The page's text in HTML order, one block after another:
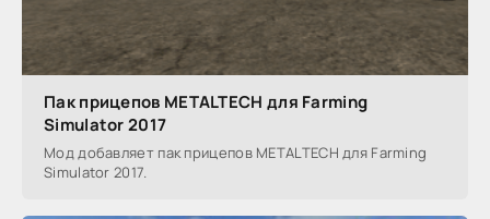
Пак прицепов METALTECH для Farming
Simulator 2017
Мод добавляет пак прицепов METALTECH для Farming
Simulator 2017.